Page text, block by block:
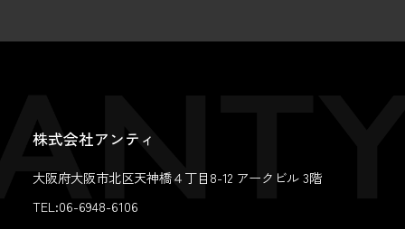
株式会社アンティ
大阪府大阪市北区天神橋４丁目8-12 アークビル 3階
TEL:06-6948-6106